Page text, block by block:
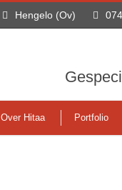
Hengelo (Ov)
Over Hitaa Portfolio